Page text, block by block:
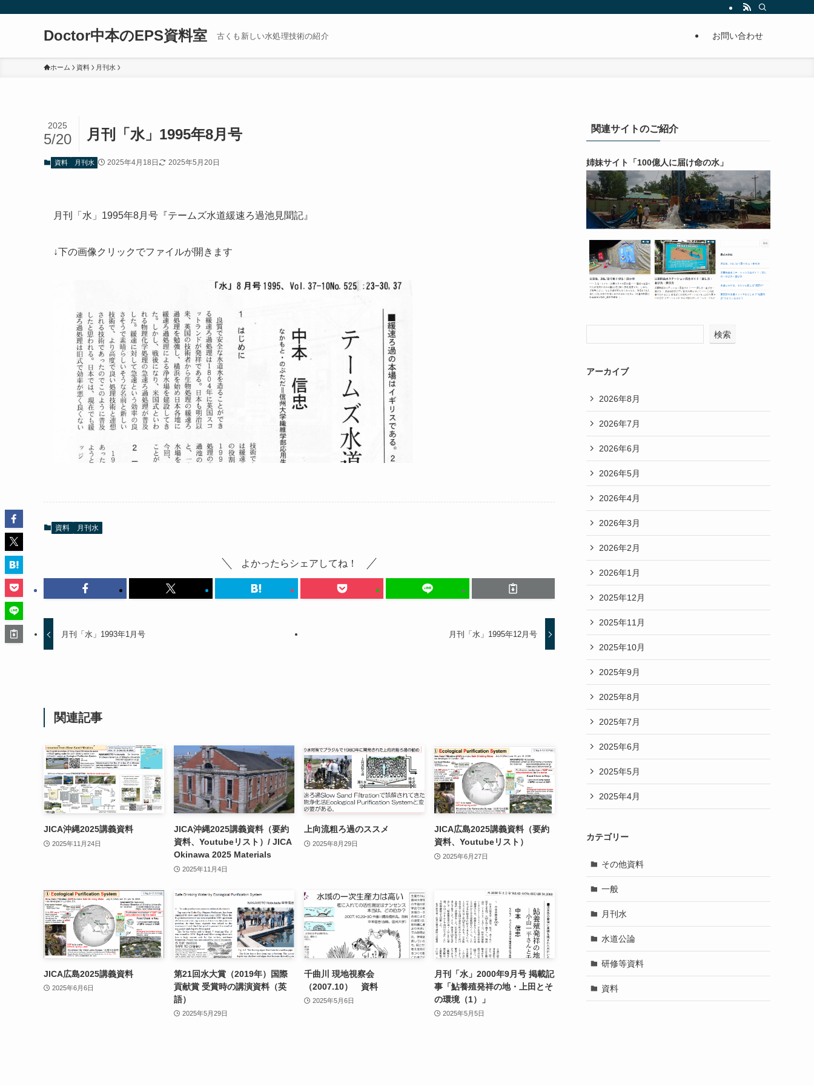
Doctor中本のEPS資料室 古くも新しい水処理技術の紹介 お問い合わせ
ホーム 資料 月刊水
月刊「水」1995年8月号
2025
5/20
資料 月刊水 2025年4月18日 2025年5月20日
月刊「水」1995年8月号『テームズ水道緩速ろ過池見聞記』
↓下の画像クリックでファイルが開きます
資料 月刊水
よかったらシェアしてね！
月刊「水」1993年1月号 月刊「水」1995年12月号
関連記事
JICA沖縄2025講義資料
2025年11月24日
JICA沖縄2025講義資料（要約
資料、Youtubeリスト）/ JICA
Okinawa 2025 Materials
2025年11月4日
上向流粗ろ過のススメ
2025年8月29日
JICA広島2025講義資料（要約
資料、Youtubeリスト）
2025年6月27日
JICA広島2025講義資料
2025年6月6日
第21回水大賞（2019年）国際
貢献賞 受賞時の講演資料（英
語）
2025年5月29日
千曲川 現地視察会
（2007.10） 資料
2025年5月6日
月刊「水」2000年9月号 掲載記
事「鮎養殖発祥の地・上田とそ
の環境（1）」
2025年5月5日
関連サイトのご紹介
姉妹サイト「100億人に届け命の水」
検索
アーカイブ
2026年8月
2026年7月
2026年6月
2026年5月
2026年4月
2026年3月
2026年2月
2026年1月
2025年12月
2025年11月
2025年10月
2025年9月
2025年8月
2025年7月
2025年6月
2025年5月
2025年4月
カテゴリー
その他資料
一般
月刊水
水道公論
研修等資料
資料